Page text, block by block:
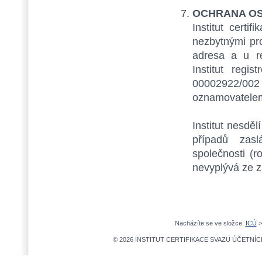
OCHRANA
Institut
nezbytnými
adresa a u
Institut
00002922/
Institut
případů
společnosti
nevyplývá ze
Nacházíte se ve složce: ICÚ
© 2026 INSTITUT CERTIFIKACE SVAZU